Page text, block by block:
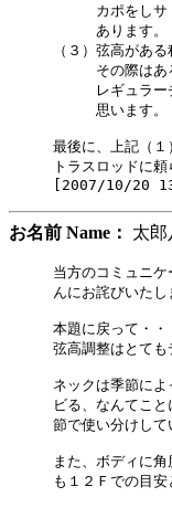
カポをしサド
あります。
（３）弦高があ
その際はある
レギュラーチ
思います。
最後に、上記（１
トラスロッドに
お名前 Name： 太
当方のコミュニ
んにお詫びいたし
本題に戻って・・
弦高調整はとても
ネックは季節に
ビる、なんてこ
節で使い分けして
また、ボディに
も１２Ｆでの目安